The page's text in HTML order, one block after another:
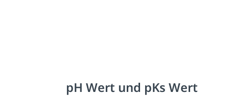
pH Wert und pKs Wert